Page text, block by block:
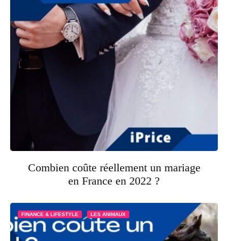
Combien coûte réellement un mariage
en France en 2022 ?
FINANCE & LIFESTYLE LES ANIMAUX